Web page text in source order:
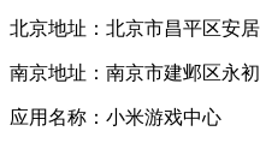
北京地址：北京市昌平区安
南京地址：南京市建邺区永
应用名称：小米游戏中心